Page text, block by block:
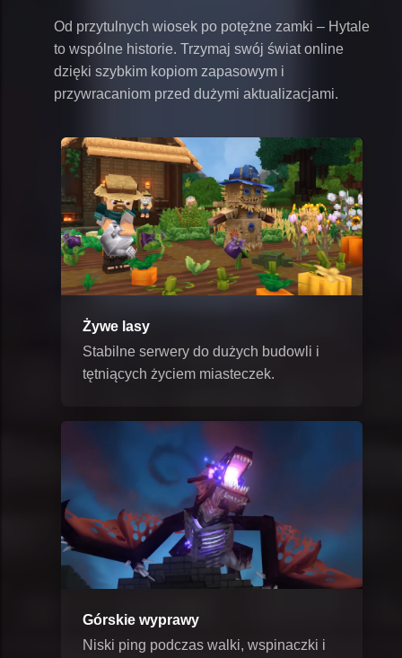
Od przytulnych wiosek po potężne zamki – Hytale
to wspólne historie. Trzymaj swój świat online
dzięki szybkim kopiom zapasowym i
przywracaniom przed dużymi aktualizacjami.
Żywe lasy
Stabilne serwery do dużych budowli i
tętniących życiem miasteczek.
Górskie wyprawy
Niski ping podczas walki, wspinaczki i